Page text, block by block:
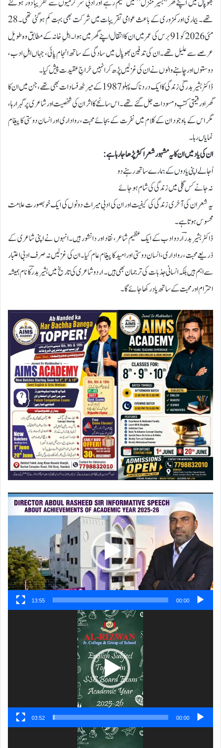
بھوپال میں اپنے گھر "بشیر منزل” میں مقیم رہے اور ادبی سرگرمیوں سے تقریباً دور ہو گئے
تھے۔ بیماری اور کمزوری کے باعث عوامی تقریبات میں شرکت بھی بہت کم ہو گئی تھی۔ 28
مئی 2026 کو 91 برس کی عمر میں ان کا انتقال اپنے گھر میں ہوا۔ اہلِ خانہ کے مطابق وہ طویل
عرصے سے علیل تھے۔ ان کی تدفین بھوپال میں سادگی کے ساتھ انجام پائی، جہاں اہلِ ادب،
دوستوں اور چاہنے والوں نے ان کی غزلیں پڑھ کر انہیں خراجِ عقیدت پیش کیا۔
ڈاکٹر بشیر بدرؔ کی زندگی کا ایک دردناک پہلو 1987 کے میرٹھ فسادات بھی تھے، جن میں ان کا
گھر اور قیمتی کتب و مسودات جل گئے تھے۔ اس سانحے کا اثر ان کی شخصیت اور شاعری پر گہرا رہا،
مگر اس کے باوجود ان کے کلام میں نفرت کے بجائے محبت، رواداری اور انسان دوستی کا پیغام
نمایاں رہا۔
ان کی یاد میں ان کا یہ مشہور شعر اکثر پڑھا جا رہا ہے:
اُجالے اپنی یادوں کے ہمارے ساتھ رہنے دو
نہ جانے کس گلی میں زندگی کی شام ہو جائے
یہ شعر ان کی آخری زندگی کی کیفیت اور ان کی ادبی میراث دونوں کی ایک خوبصورت علامت
محسوس ہوتا ہے۔
ڈاکٹر بشیر بدرؔ اردو ادب کے ایک عظیم شاعر، نقاد اور دانشور ہیں۔ انہوں نے اپنی شاعری کے
ذریعے محبت، رواداری، انسان دوستی اور امید کا پیغام عام کیا۔ ان کی غزلیں نہ صرف ادبی اعتبار
سے اہم ہیں بلکہ انسانی جذبات کی ترجمان بھی ہیں۔ اردو شاعری کی تاریخ میں بشیر بدرؔ کا نام ہمیشہ
احترام اور محبت کے ساتھ یاد رکھا جائے گا۔
پلیئر
00:00
13:55
00:00
03:52